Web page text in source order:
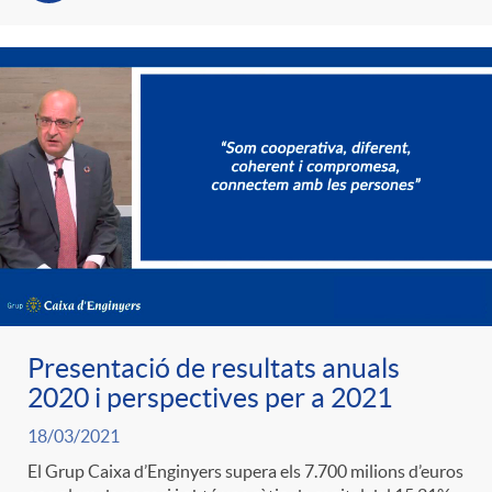
r
o
C
a
t
e
n
g
u
t
s
Presentació de resultats anuals
2020 i perspectives per a 2021
18/03/2021
El Grup Caixa d’Enginyers supera els 7.700 milions d’euros